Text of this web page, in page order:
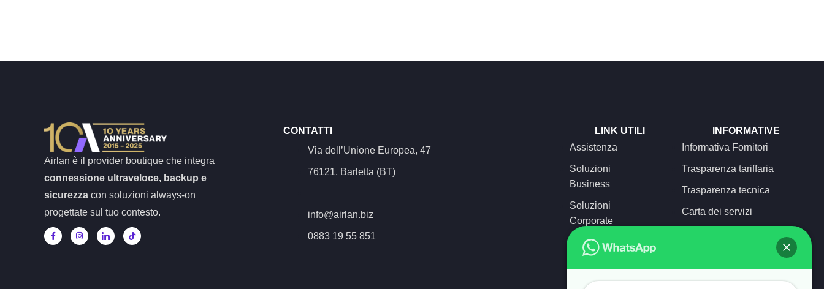
Airlan è il provider boutique che integra
connessione ultraveloce, backup e
sicurezza con soluzioni always-on
progettate sul tuo contesto.
CONTATTI
Via dell’Unione Europea, 47
76121, Barletta (BT)
info@airlan.biz
0883 19 55 851
LINK UTILI
Assistenza
Soluzioni
Business
Soluzioni
Corporate
Soluzioni Home
INFORMATIVE
Informativa Fornitori
Trasparenza tariffaria
Trasparenza tecnica
Carta dei servizi